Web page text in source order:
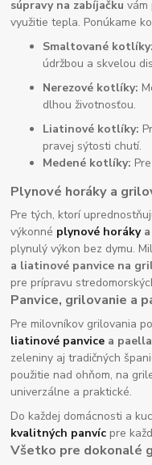
súpravy na zabíjačku vám
využitie tepla. Ponúkame
Smaltované kotlíky:
údržbou a skvelou
Nerezové kotlíky:
dlhou životnosťou.
Liatinové kotlíky:
pravej sýtosti chutí.
Medené kotlíky:
Plynové horáky a
Pre tých, ktorí
výkonné plynové horákya
plynulý výkon bez dymu.
a liatinové panvice na
pre prípravu
Panvice, grilovanie a
Pre milovníkov grilovania
liatinové panvice a
zeleniny aj tradičných
použitie nad ohňom, na
univerzálne a praktické.
Do každej domácnosti a
kvalitných panvíc pre
Všetko pre dokonalé